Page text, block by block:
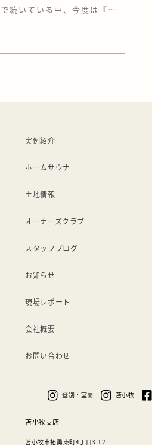
続いている中、今度は『リ
れているとは・・・ リカバ
得られなかったので、今度は
実例紹介
ホームサウナ
土地情報
オーナーズクラブ
スタッフブログ
お知らせ
現場レポート
会社概要
お問い合わせ
苫小牧支店
苫小牧市拓勇東町4丁目3-12
登別・室蘭 苫小牧